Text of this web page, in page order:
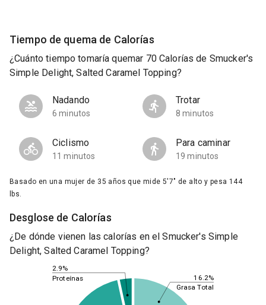
Tiempo de quema de Calorías
¿Cuánto tiempo tomaría quemar 70 Calorías de Smucker's
Simple Delight, Salted Caramel Topping?
Nadando
6 minutos
Trotar
8 minutos
Ciclismo
11 minutos
Para caminar
19 minutos
Basado en una mujer de 35 años que mide 5'7" de alto y pesa 144
lbs.
Desglose de Calorías
¿De dónde vienen las calorías en el Smucker's Simple
Delight, Salted Caramel Topping?
16.2%
2.9%
Grasa Total
Proteínas